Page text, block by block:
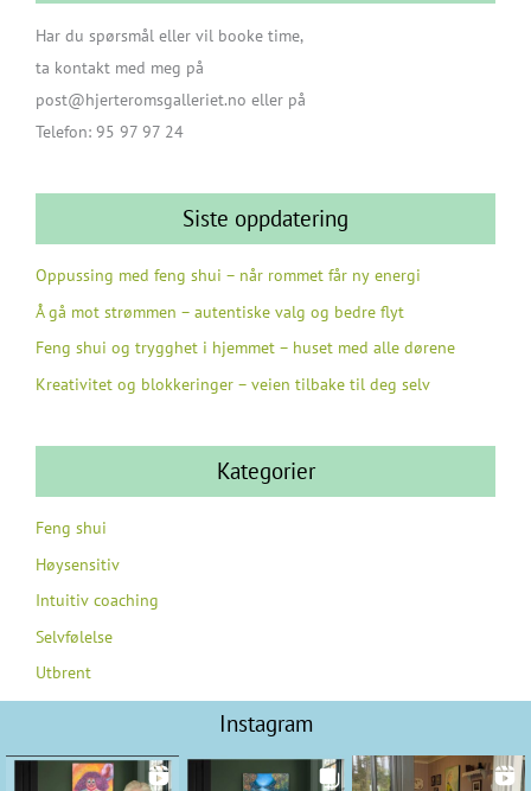
Har du spørsmål eller vil booke time,
ta kontakt med meg på
post@hjerteromsgalleriet.no eller på
Telefon: 95 97 97 24
Siste oppdatering
Oppussing med feng shui – når rommet får ny energi
Å gå mot strømmen – autentiske valg og bedre flyt
Feng shui og trygghet i hjemmet – huset med alle dørene
Kreativitet og blokkeringer – veien tilbake til deg selv
Kategorier
Feng shui
Høysensitiv
Intuitiv coaching
Selvfølelse
Utbrent
Instagram